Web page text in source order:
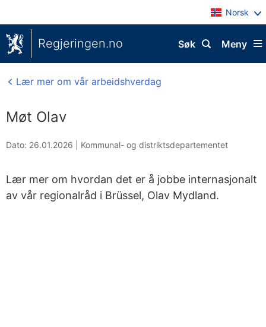
Norsk
Regjeringen.no Meny
Søk
Lær mer om vår arbeidshverdag
Møt Olav
Dato: 26.01.2026 Kommunal- og distriktsdepartementet
Lær mer om hvordan det er å jobbe internasjonalt
av vår regionalråd i Brüssel, Olav Mydland.